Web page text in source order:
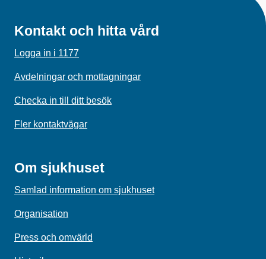
Kontakt och hitta vård
Logga in i 1177
Avdelningar och mottagningar
Checka in till ditt besök
Fler kontaktvägar
Om sjukhuset
Samlad information om sjukhuset
Organisation
Press och omvärld